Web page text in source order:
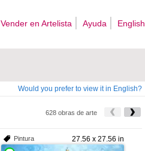
Vender en Artelista Ayuda English
Would you prefer to view it in English?
628 obras de arte
27.56 x 27.56 in
Pintura